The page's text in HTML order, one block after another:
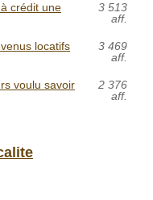
crédit une
3 513
aff.
locatifs
3 469
aff.
voulu savoir
2 376
aff.